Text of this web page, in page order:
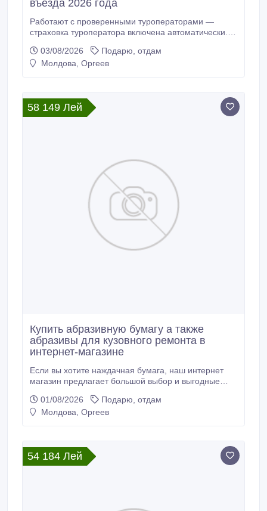
въезда 2026 года
Работают с проверенными туроператорами —
страховка туроператора включена автоматически.
принципиальным критерием выбора агентства.
отдых в Турции из Москвы.
03/08/2026
Подарю, отдам
Молдова, Оргеев
58 149 Лей
Купить абразивную бумагу а также
абразивы для кузовного ремонта в
интернет-магазине
Если вы хотите наждачная бумага, наш интернет
магазин предлагает большой выбор и выгодные
товары: полировальные пасты, подложки и
сопутствующие материалы..
01/08/2026
Подарю, отдам
Молдова, Оргеев
54 184 Лей